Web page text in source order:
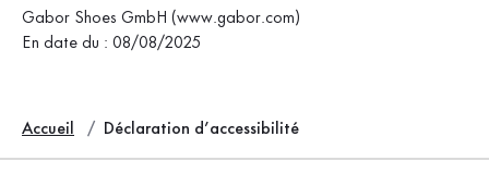
Gabor Shoes GmbH (www.gabor.com)
En date du : 08/08/2025
Accueil Déclaration d’accessibilité